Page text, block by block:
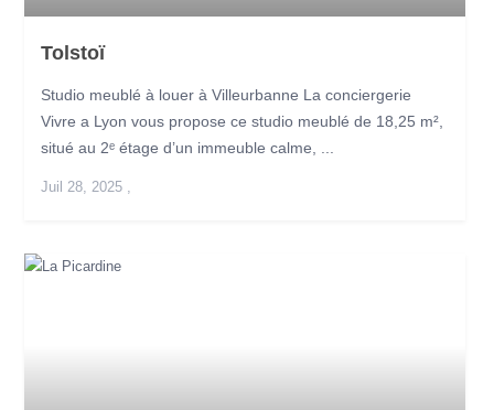
Tolstoï
Studio meublé à louer à Villeurbanne La conciergerie
Vivre a Lyon vous propose ce studio meublé de 18,25 m²,
situé au 2ᵉ étage d’un immeuble calme, ...
Juil 28, 2025,